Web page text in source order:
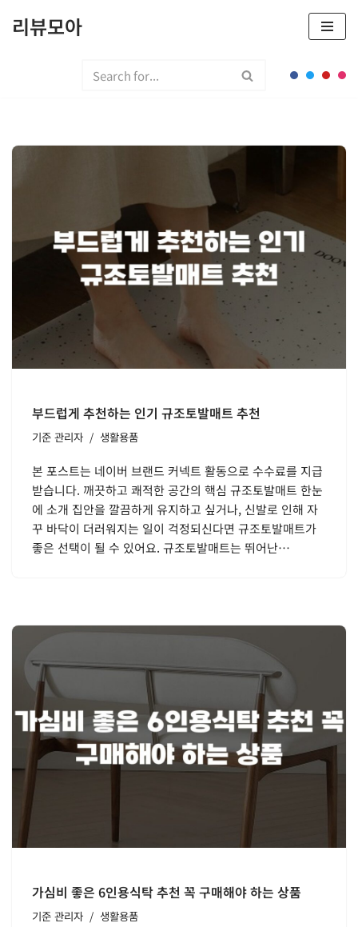
리뷰모아
부드럽게 추천하는 인기 규조토발매트 추천
기준 관리자 생활용품
본 포스트는 네이버 브랜드 커넥트 활동으로 수수료를 지급
받습니다. 깨끗하고 쾌적한 공간의 핵심 규조토발매트 한눈
에 소개 집안을 깔끔하게 유지하고 싶거나, 신발로 인해 자
꾸 바닥이 더러워지는 일이 걱정되신다면 규조토발매트가
좋은 선택이 될 수 있어요. 규조토발매트는 뛰어난…
가심비 좋은 6인용식탁 추천 꼭 구매해야 하는 상품
기준 관리자 생활용품